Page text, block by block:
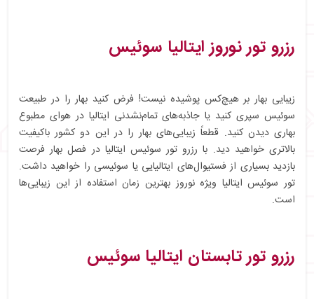
رزرو تور نوروز ایتالیا سوئیس
زیبایی بهار بر هیچ‌کس پوشیده نیست! فرض کنید بهار را در طبیعت
سوئیس سپری کنید یا جاذبه‌های تمام‌نشدنی ایتالیا در هوای مطبوع
بهاری دیدن کنید. قطعاً زیبایی‌های بهار را در این دو کشور باکیفیت
بالاتری خواهید دید. با رزرو تور سوئیس ایتالیا در فصل بهار فرصت
بازدید بسیاری از فستیوال‌های ایتالیایی یا سوئیسی را خواهید داشت.
تور سوئیس ایتالیا ویژه نوروز بهترین زمان استفاده از این زیبایی‎‌ها
است.
رزرو تور تابستان ایتالیا سوئیس